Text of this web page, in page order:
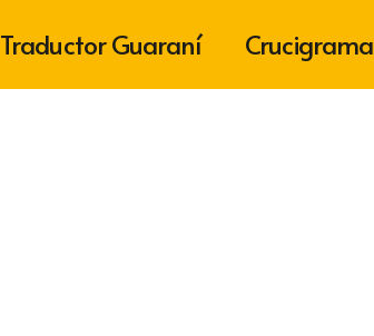
Traductor Guaraní Crucigrama